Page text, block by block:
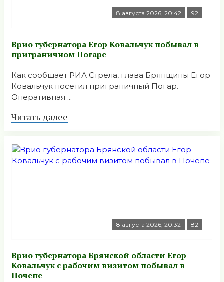
8 августа 2026, 20:42 92
Врио губернатора Егор Ковальчук побывал в
приграничном Погаре
Как сообщает РИА Стрела, глава Брянщины Егор
Ковальчук посетил приграничный Погар.
Оперативная ...
Читать далее
8 августа 2026, 20:32 82
Врио губернатора Брянской области Егор
Ковальчук с рабочим визитом побывал в
Почепе